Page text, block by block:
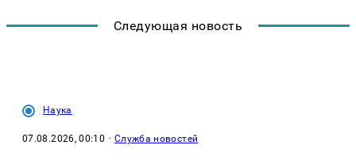
Следующая новость
Наука
07.08.2026, 00:10 · Служба новостей